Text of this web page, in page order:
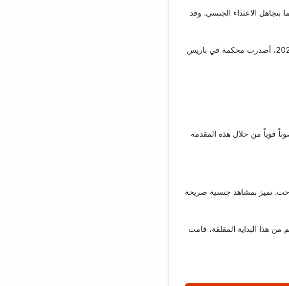
الاعتداء الجنسي. وقد
أعمالها أثارت حركة. في 2023، تركت السينما الفرنسية، مشيرةً إلى “تساهلها” تجاه المعتدين. ثم، في فبراير 2025، أصدرت محكمة في باريس
قوياً من خلال هذه المقدمة
تميز بمشاهد جنسية صريحة
هذا البداية المقلقة، قامت